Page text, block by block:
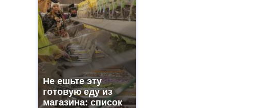
Не ешьте эту
готовую еду из
магазина: список